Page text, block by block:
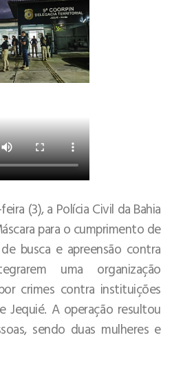
(3), a Polícia Civil da Bahia
para o cumprimento de
busca e apreensão contra
uma organização
crimes contra instituições
Jequié. A operação resultou
sendo duas mulheres e